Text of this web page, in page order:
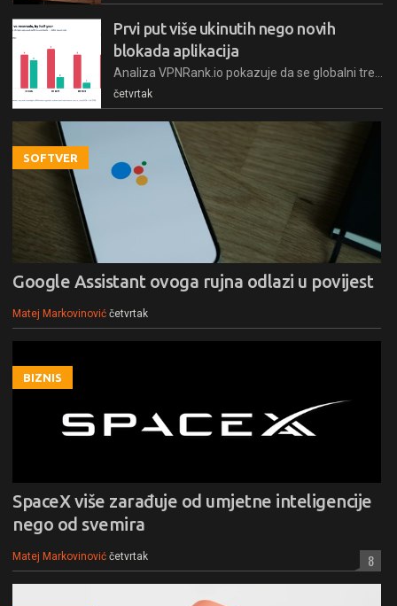
Prvi put više ukinutih nego novih
blokada aplikacija
četvrtak
SOFTVER
Google Assistant ovoga rujna odlazi u povijest
Matej Markovinović četvrtak
BIZNIS
SpaceX više zarađuje od umjetne inteligencije
nego od svemira
Matej Markovinović četvrtak 8